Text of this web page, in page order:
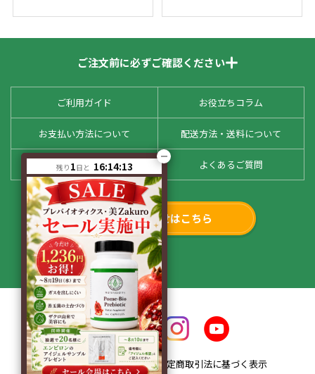
ご注文前に必ずご確認ください
ご利用ガイド お役立ちコラム
お支払い方法について 配送方法・送料について
お客様の声 よくあるご質問
お問い合わせはこちら
会社概要 特定商取引法に基づく表示
残り 1日と 16:14:13